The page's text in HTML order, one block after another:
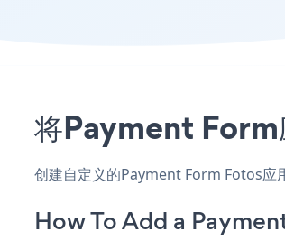
将Payment Form
创建自定义的Payment Form Fotos应
How To Add a